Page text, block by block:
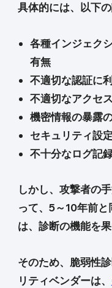
具体的には、以下
各種インジェク
有無
不適切な認証に
不適切なアクセ
機密情報の暴露
セキュリティ設
不十分なログ記
しかし、攻撃者の
って、5～10年前
は、診断の機能を
そのため、脆弱性
リティベンダーは、